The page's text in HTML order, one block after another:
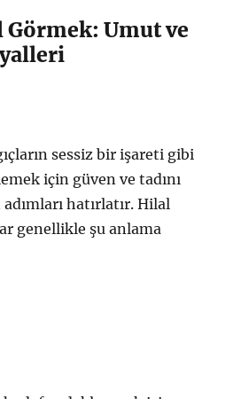
Görmek: Umut ve
sessiz bir işareti gibi
için güven ve tadını
hatırlatır. Hilal
genellikle şu anlama